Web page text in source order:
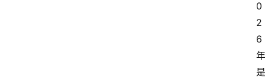
0
2
6
年
是